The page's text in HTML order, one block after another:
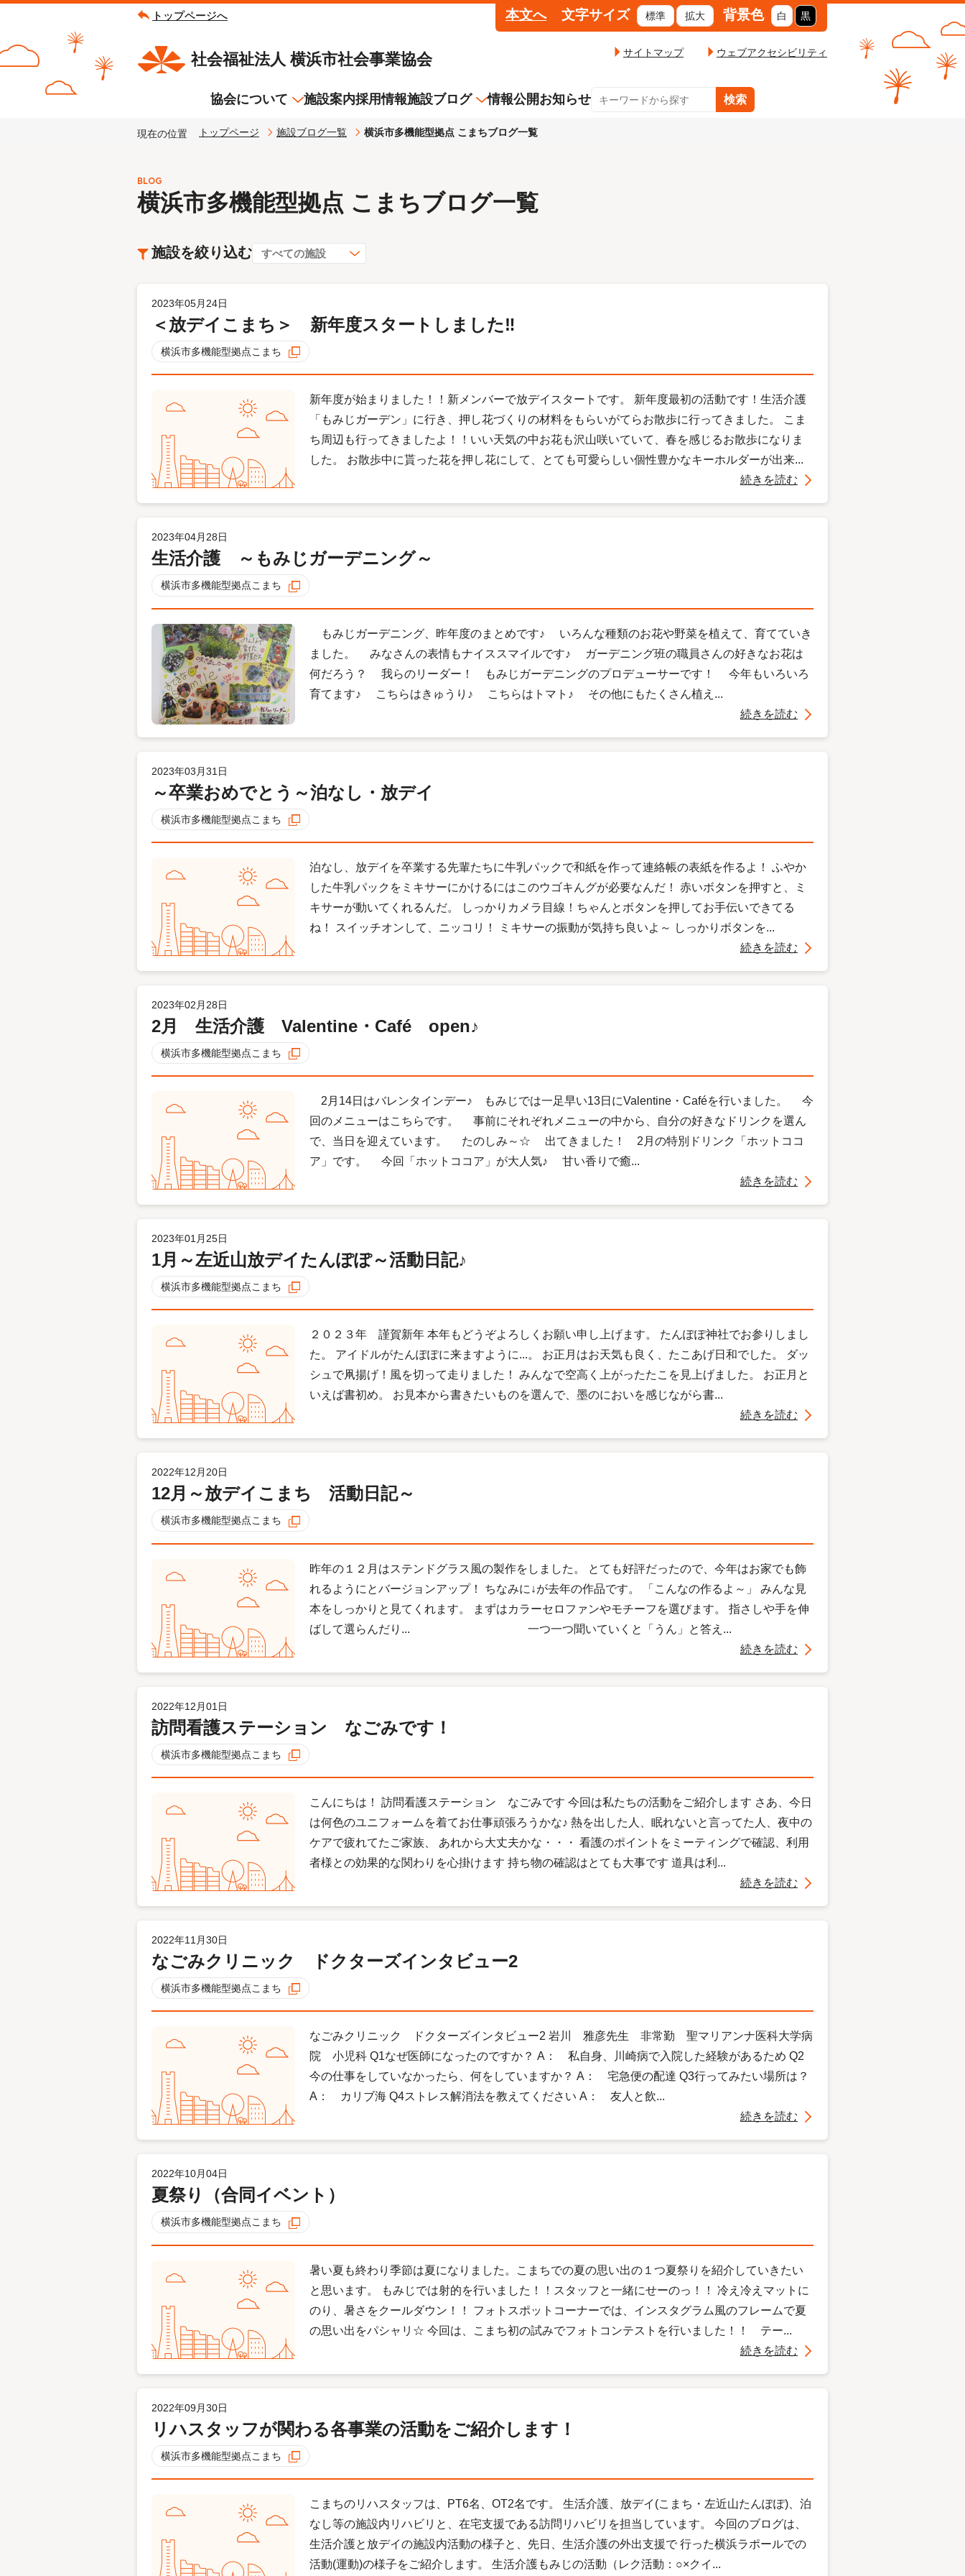
社会福祉法人 横浜市社会事業協会
本文へ 文字サイズ 標準 拡大 背景色 白 黒
トップページへ
トップページへ
サイトマップ ウェブアクセシビリティ
協会について
基本理念
介護職員等特定処遇改善加
施設案内採用情報施設ブログ
横浜市鶴見区生活支援センター 就労継続支援Ａ型事業アテイン
よこはまリバーサイド泉Ⅲ
横浜市多機能型拠点 こまち
放課後等デイサービス たんぽぽ
情報公開お知らせ
現在の位置 トップページ 施設ブログ一覧 横浜市多機能型拠点 こまちブログ一覧
BLOG
横浜市多機能型拠点 こまちブログ一覧
施設を絞り込む すべての施設
2023年05月24日
＜放デイこまち＞ 新年度スタートしました‼
横浜市多機能型拠点こまち
新年度が始まりました！！新メンバーで放デイスタートです。 新年度最初の活動です！生活介護
「もみじガーデン」に行き、押し花づくりの材料をもらいがてらお散歩に行ってきました。 こま
ち周辺も行ってきましたよ！！いい天気の中お花も沢山咲いていて、春を感じるお散歩になりま
した。 お散歩中に貰った花を押し花にして、とても可愛らしい個性豊かなキーホルダーが出来...
続きを読む
2023年04月28日
生活介護 ～もみじガーデニング～
横浜市多機能型拠点こまち
もみじガーデニング、昨年度のまとめです♪ いろんな種類のお花や野菜を植えて、育てていき
ました。 みなさんの表情もナイススマイルです♪ ガーデニング班の職員さんの好きなお花は
何だろう？ 我らのリーダー！ もみじガーデニングのプロデューサーです！ 今年もいろいろ
育てます♪ こちらはきゅうり♪ こちらはトマト♪ その他にもたくさん植え...
続きを読む
2023年03月31日
～卒業おめでとう～泊なし・放デイ
横浜市多機能型拠点こまち
泊なし、放デイを卒業する先輩たちに牛乳パックで和紙を作って連絡帳の表紙を作るよ！ ふやか
した牛乳パックをミキサーにかけるにはこのウゴキんグが必要なんだ！ 赤いボタンを押すと、ミ
キサーが動いてくれるんだ。 しっかりカメラ目線！ちゃんとボタンを押してお手伝いできてる
ね！ スイッチオンして、ニッコリ！ ミキサーの振動が気持ち良いよ～ しっかりボタンを...
続きを読む
2023年02月28日
2月 生活介護 Valentine・Café open♪
横浜市多機能型拠点こまち
2月14日はバレンタインデー♪ もみじでは一足早い13日にValentine・Caféを行いました。 今
回のメニューはこちらです。 事前にそれぞれメニューの中から、自分の好きなドリンクを選ん
で、当日を迎えています。 たのしみ～☆ 出てきました！ 2月の特別ドリンク「ホットココ
ア」です。 今回「ホットココア」が大人気♪ 甘い香りで癒...
続きを読む
2023年01月25日
1月～左近山放デイたんぽぽ～活動日記♪
横浜市多機能型拠点こまち
２０２３年 謹賀新年 本年もどうぞよろしくお願い申し上げます。 たんぽぽ神社でお参りしまし
た。 アイドルがたんぽぽに来ますように...。 お正月はお天気も良く、たこあげ日和でした。 ダッ
シュで凧揚げ！風を切って走りました！ みんなで空高く上がったたこを見上げました。 お正月と
いえば書初め。 お見本から書きたいものを選んで、墨のにおいを感じながら書...
続きを読む
2022年12月20日
12月～放デイこまち 活動日記～
横浜市多機能型拠点こまち
昨年の１２月はステンドグラス風の製作をしました。 とても好評だったので、今年はお家でも飾
れるようにとバージョンアップ！ ちなみに↓が去年の作品です。 「こんなの作るよ～」 みんな見
本をしっかりと見てくれます。 まずはカラーセロファンやモチーフを選びます。 指さしや手を伸
ばして選らんだり... 一つ一つ聞いていくと「うん」と答え...
続きを読む
2022年12月01日
訪問看護ステーション なごみです！
横浜市多機能型拠点こまち
こんにちは！ 訪問看護ステーション なごみです 今回は私たちの活動をご紹介します さあ、今日
は何色のユニフォームを着てお仕事頑張ろうかな♪ 熱を出した人、眠れないと言ってた人、夜中の
ケアで疲れてたご家族、 あれから大丈夫かな・・・ 看護のポイントをミーティングで確認、利用
者様との効果的な関わりを心掛けます 持ち物の確認はとても大事です 道具は利...
続きを読む
2022年11月30日
なごみクリニック ドクターズインタビュー2
横浜市多機能型拠点こまち
なごみクリニック ドクターズインタビュー2 岩川 雅彦先生 非常勤 聖マリアンナ医科大学病
院 小児科 Q1なぜ医師になったのですか？ A： 私自身、川崎病で入院した経験があるため Q2
今の仕事をしていなかったら、何をしていますか？ A： 宅急便の配達 Q3行ってみたい場所は？
A： カリブ海 Q4ストレス解消法を教えてください A： 友人と飲...
続きを読む
2022年10月04日
夏祭り（合同イベント）
横浜市多機能型拠点こまち
暑い夏も終わり季節は夏になりました。こまちでの夏の思い出の１つ夏祭りを紹介していきたい
と思います。 もみじでは射的を行いました！！スタッフと一緒にせーのっ！！ 冷え冷えマットに
のり、暑さをクールダウン！！ フォトスポットコーナーでは、インスタグラム風のフレームで夏
の思い出をパシャリ☆ 今回は、こまち初の試みでフォトコンテストを行いました！！ テー...
続きを読む
2022年09月30日
リハスタッフが関わる各事業の活動をご紹介します！
横浜市多機能型拠点こまち
こまちのリハスタッフは、PT6名、OT2名です。 生活介護、放デイ(こまち・左近山たんぽぽ)、泊
なし等の施設内リハビリと、在宅支援である訪問リハビリを担当しています。 今回のブログは、
生活介護と放デイの施設内活動の様子と、先日、生活介護の外出支援で 行った横浜ラポールでの
活動(運動)の様子をご紹介します。 生活介護もみじの活動（レク活動：○×クイ...